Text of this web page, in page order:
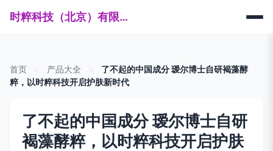
时粹科技（北京）有限公司
首页 产品大全
了不起的中国成分 瑷尔博士自研褐藻酵
粹，以时粹科技开启护肤新时代
了不起的中国成分 瑷尔博士自研
褐藻酵粹，以时粹科技开启护肤